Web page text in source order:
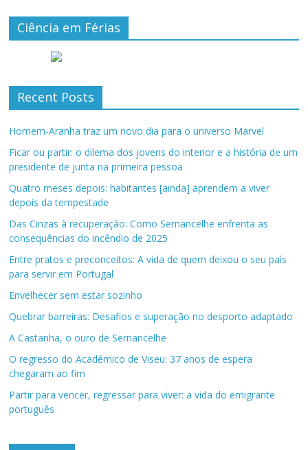
Ciência em Férias
Recent Posts
Homem-Aranha traz um novo dia para o universo Marvel
Ficar ou partir: o dilema dos jovens do interior e a história de um
presidente de junta na primeira pessoa
Quatro meses depois: habitantes [ainda] aprendem a viver
depois da tempestade
Das Cinzas à recuperação: Como Sernancelhe enfrenta as
consequências do incêndio de 2025
Entre pratos e preconceitos: A vida de quem deixou o seu país
para servir em Portugal
Envelhecer sem estar sozinho
Quebrar barreiras: Desafios e superação no desporto adaptado
A Castanha, o ouro de Sernancelhe
O regresso do Académico de Viseu: 37 anos de espera
chegaram ao fim
Partir para vencer, regressar para viver: a vida do emigrante
português